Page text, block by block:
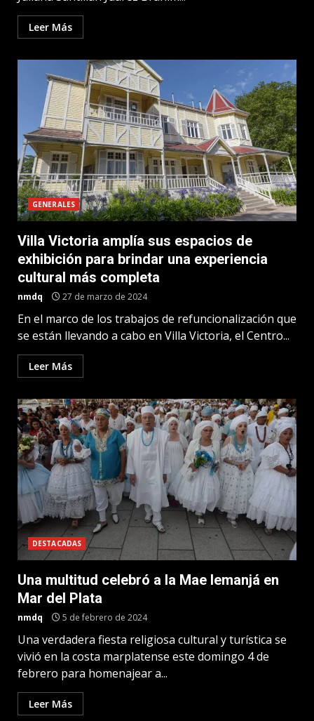
Leer Más
GENERALES
Villa Victoria amplía sus espacios de
exhibición para brindar una experiencia
cultural más completa
nmdq 27 de marzo de 2024
En el marco de los trabajos de refuncionalización que
se están llevando a cabo en Villa Victoria, el Centro...
Leer Más
DESTACADAS
Una multitud celebró a la Mae Iemanjá en
Mar del Plata
nmdq 5 de febrero de 2024
Una verdadera fiesta religiosa cultural y turística se
vivió en la costa marplatense este domingo 4 de
febrero para homenajear a...
Leer Más